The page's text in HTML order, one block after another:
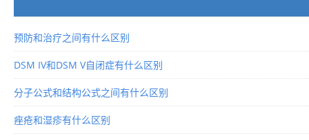
预防和治疗之间有什么区别
DSM IV和DSM V自闭症有什么区别
分子公式和结构公式之间有什么区别
痤疮和湿疹有什么区别